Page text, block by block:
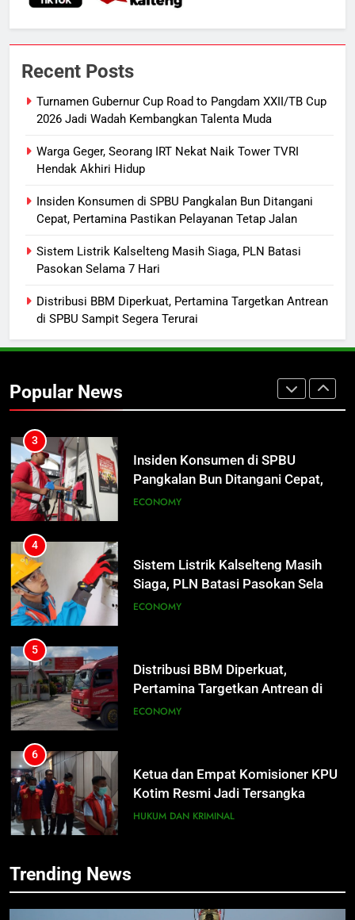
Recent Posts
Turnamen Gubernur Cup Road to Pangdam XXII/TB Cup
2026 Jadi Wadah Kembangkan Talenta Muda
Warga Geger, Seorang IRT Nekat Naik Tower TVRI
Hendak Akhiri Hidup
Insiden Konsumen di SPBU Pangkalan Bun Ditangani
Cepat, Pertamina Pastikan Pelayanan Tetap Jalan
Sistem Listrik Kalselteng Masih Siaga, PLN Batasi
Pasokan Selama 7 Hari
Distribusi BBM Diperkuat, Pertamina Targetkan Antrean
di SPBU Sampit Segera Terurai
Popular News
Presiden Prabowo Minta Bahlil
Listrik di Kalsel-Teng
8
Sudarsono: Keberhasilan APBD
Bukan Sekadar Hemat Anggaran
Turnamen Gubernur Cup Road to
Pangdam XXII/TB Cup 2026 Jadi
SPORTS
Warga Geger, Seorang IRT Nekat
Naik Tower TVRI Hendak Akhiri
3
Insiden Konsumen di SPBU
Pangkalan Bun Ditangani Cepat,
Pertamina Pastikan Pelayanan
ECONOMY
4
Sistem Listrik Kalselteng Masih
Siaga, PLN Batasi Pasokan Selama
7 Hari
ECONOMY
5
Distribusi BBM Diperkuat,
Pertamina Targetkan Antrean di
SPBU Sampit Segera Terurai
ECONOMY
6
Ketua dan Empat Komisioner KPU
Kotim Resmi Jadi Tersangka
Dugaan Korupsi Dana Hibah
HUKUM DAN KRIMINAL
Trending News
5
Distribusi BBM Diperkuat,
6
Ketua dan Empat Komisioner KPU